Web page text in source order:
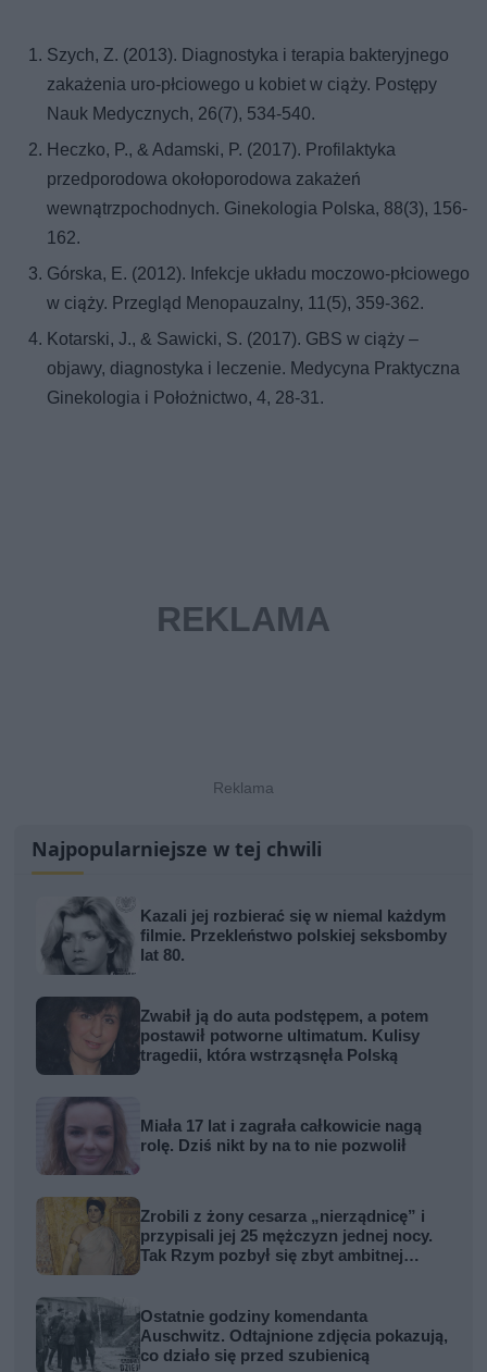
Szych, Z. (2013). Diagnostyka i terapia bakteryjnego
zakażenia uro-płciowego u kobiet w ciąży. Postępy
Nauk Medycznych, 26(7), 534-540.
Heczko, P., & Adamski, P. (2017). Profilaktyka
przedporodowa okołoporodowa zakażeń
wewnątrzpochodnych. Ginekologia Polska, 88(3), 156-
162.
Górska, E. (2012). Infekcje układu moczowo-płciowego
w ciąży. Przegląd Menopauzalny, 11(5), 359-362.
Kotarski, J., & Sawicki, S. (2017). GBS w ciąży –
objawy, diagnostyka i leczenie. Medycyna Praktyczna
Ginekologia i Położnictwo, 4, 28-31.
Najpopularniejsze w tej chwili
Kazali jej rozbierać się w niemal każdym
filmie. Przekleństwo polskiej seksbomby
lat 80.
Zwabił ją do auta podstępem, a potem
postawił potworne ultimatum. Kulisy
tragedii, która wstrząsnęła Polską
Miała 17 lat i zagrała całkowicie nagą
rolę. Dziś nikt by na to nie pozwolił
Zrobili z żony cesarza „nierządnicę” i
przypisali jej 25 mężczyzn jednej nocy.
Tak Rzym pozbył się zbyt ambitnej
Ostatnie godziny komendanta
Auschwitz. Odtajnione zdjęcia pokazują,
co działo się przed szubienicą